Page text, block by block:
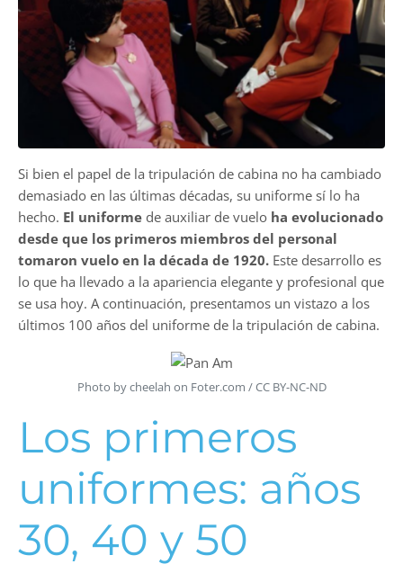
Si bien el papel de la tripulación de cabina no ha cambiado
demasiado en las últimas décadas, su uniforme sí lo ha
hecho. El uniforme de auxiliar de vuelo ha evolucionado
desde que los primeros miembros del personal
tomaron vuelo en la década de 1920. Este desarrollo es
lo que ha llevado a la apariencia elegante y profesional que
se usa hoy. A continuación, presentamos un vistazo a los
últimos 100 años del uniforme de la tripulación de cabina.
Photo by cheelah on Foter.com / CC BY-NC-ND
Los primeros
uniformes: años
30, 40 y 50